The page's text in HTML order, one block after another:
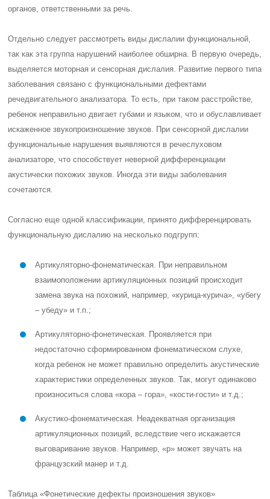
органов, ответственными за речь.
Отдельно следует рассмотреть виды дислалии функциональной,
так как эта группа нарушений наиболее обширна. В первую очередь,
выделяется моторная и сенсорная дислалия. Развитие первого типа
заболевания связано с функциональными дефектами
речедвигательного анализатора. То есть, при таком расстройстве,
ребенок неправильно двигает губами и языком, что и обуславливает
искаженное звукопроизношение звуков. При сенсорной дислалии
функциональные нарушения выявляются в речеслуховом
анализаторе, что способствует неверной дифференциации
акустически похожих звуков. Иногда эти виды заболевания
сочетаются.
Согласно еще одной классификации, принято дифференцировать
функциональную дислалию на несколько подгрупп:
Артикуляторно-фонематическая. При неправильном
взаимоположении артикуляционных позиций происходит
замена звука на похожий, например, «курица-курича», «убегу
– убеду» и т.п.;
Артикуляторно-фонетическая. Проявляется при
недостаточно сформированном фонематическом слухе,
когда ребенок не может правильно определить акустические
характеристики определенных звуков. Так, могут одинаково
произноситься слова «кора – гора», «кости-гости» и т.д.;
Акустико-фонематическая. Неадекватная организация
артикуляционных позиций, вследствие чего искажается
выговаривание звуков. Например, «р» может звучать на
французский манер и т.д.
Таблица «Фонетические дефекты произношения звуков»